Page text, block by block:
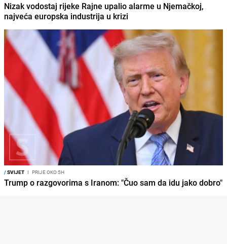
Nizak vodostaj rijeke Rajne upalio alarme u Njemačkoj,
najveća europska industrija u krizi
/SVIJET I PRIJE OKO 5H
Trump o razgovorima s Iranom: "Čuo sam da idu jako dobro"